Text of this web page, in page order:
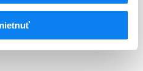
konvertujúceho